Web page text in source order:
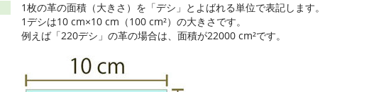
1枚の革の面積（大きさ）を「デシ」とよばれる単位で表記します。
1デシは10 cm×10 cm（100 cm²）の大きさです。
例えば「220デシ」の革の場合は、面積が22000 cm²です。